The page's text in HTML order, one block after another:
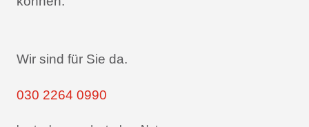
Wir sind für Sie da.
030 2264 0990